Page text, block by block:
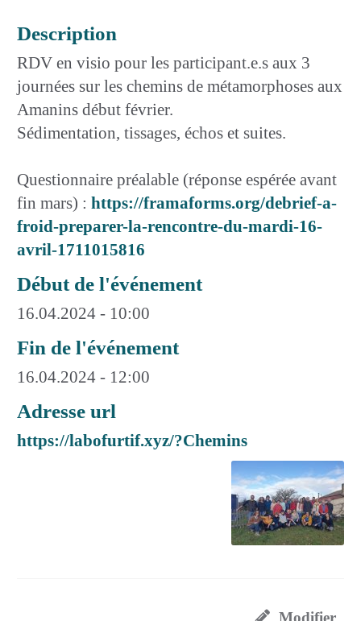
Description
RDV en visio pour les participant.e.s aux 3
journées sur les chemins de métamorphoses aux
Amanins début février.
Sédimentation, tissages, échos et suites.
Questionnaire préalable (réponse espérée avant
fin mars) : https://framaforms.org/debrief-a-
froid-preparer-la-rencontre-du-mardi-16-
avril-1711015816
Début de l'événement
16.04.2024 - 10:00
Fin de l'événement
16.04.2024 - 12:00
Adresse url
https://labofurtif.xyz/?Chemins
Modifier